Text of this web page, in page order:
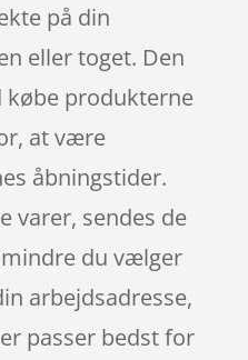
på din
eller toget. Den
produkterne
at være
åbningstider.
varer, sendes de
du vælger
arbejdsadresse,
passer bedst for